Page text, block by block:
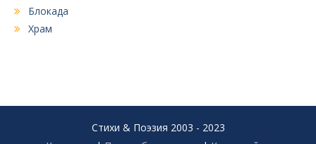
Блокада
Храм
Стихи & Поэзия 2003 - 2023